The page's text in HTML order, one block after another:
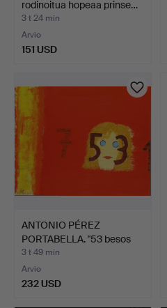
rodinoitua hopeaa prinse…
3 t 24 min
Arvio
151 USD
ANTONIO PÉREZ
PORTABELLA. "53 besos
entre …
3 t 49 min
Arvio
232 USD